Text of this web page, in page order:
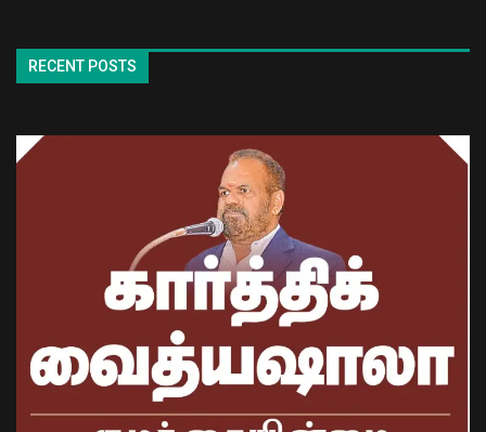
RECENT POSTS